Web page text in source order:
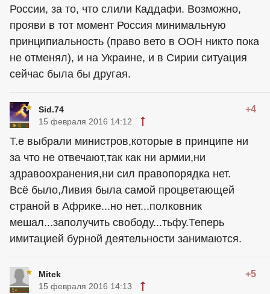
России, за то, что слили Каддафи. Возможно,
прояви в тот момент Россия минимальную
принципиальность (право вето в ООН никто пока
не отменял), и на Украине, и в Сирии ситуация
сейчас была бы другая.
Sid.74 +4
15 февраля 2016 14:12
Т.е выбрали министров,которые в принципе ни
за что не отвечают,так как ни армии,ни
здравоохранения,ни сил правопорядка нет.
Всё было,Ливия была самой процветающей
страной в Африке...но нет...полковник
мешал...заполучить свободу...тьфу.Теперь
имитацией бурной деятельности занимаются.
Mitek +5
15 февраля 2016 14:13